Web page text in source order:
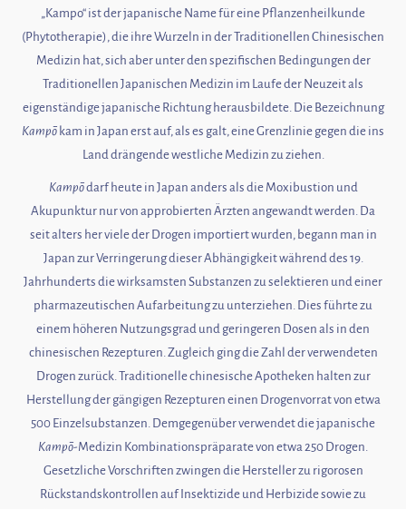
„Kampo“ ist der japanische Name für eine Pflanzenheilkunde
(Phytotherapie), die ihre Wurzeln in der Traditionellen Chinesischen
Medizin hat, sich aber unter den spezifischen Bedingungen der
Traditionellen Japanischen Medizin im Laufe der Neuzeit als
eigenständige japanische Richtung herausbildete. Die Bezeichnung
Kampō kam in Japan erst auf, als es galt, eine Grenzlinie gegen die ins
Land drängende westliche Medizin zu ziehen.
Kampōdarf heute in Japan anders als die Moxibustion und
Akupunktur nur von approbierten Ärzten angewandt werden. Da
seit alters her viele der Drogen importiert wurden, begann man in
Japan zur Verringerung dieser Abhängigkeit während des 19.
Jahrhunderts die wirksamsten Substanzen zu selektieren und einer
pharmazeutischen Aufarbeitung zu unterziehen. Dies führte zu
einem höheren Nutzungsgrad und geringeren Dosen als in den
chinesischen Rezepturen. Zugleich ging die Zahl der verwendeten
Drogen zurück. Traditionelle chinesische Apotheken halten zur
Herstellung der gängigen Rezepturen einen Drogenvorrat von etwa
500 Einzelsubstanzen. Demgegenüber verwendet die japanische
Kampō-Medizin Kombinationspräparate von etwa 250 Drogen.
Gesetzliche Vorschriften zwingen die Hersteller zu rigorosen
Rückstandskontrollen auf Insektizide und Herbizide sowie zu